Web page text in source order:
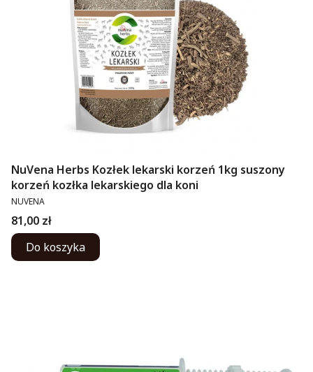
NuVena Herbs Kozłek lekarski korzeń 1kg suszony
korzeń kozłka lekarskiego dla koni
PRODUCENT
NUVENA
Cena
81,00 zł
Do koszyka